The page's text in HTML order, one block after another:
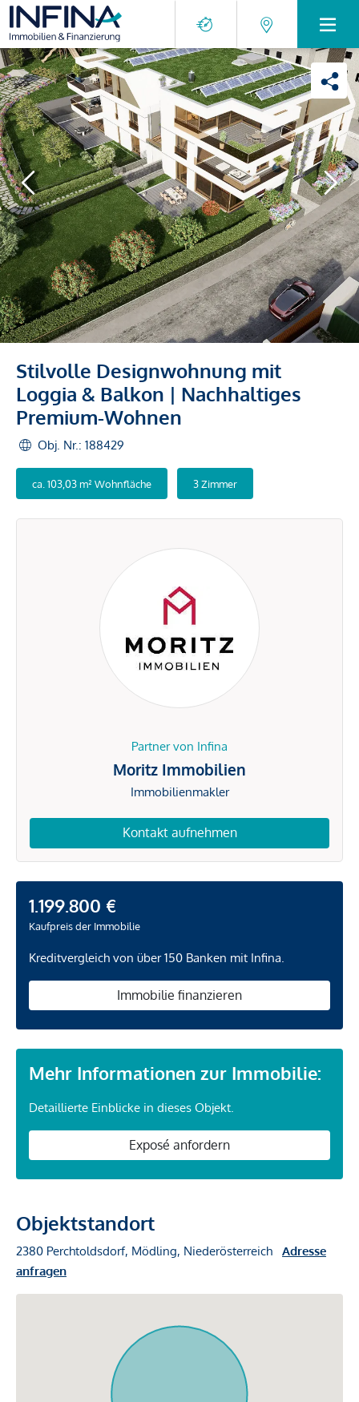
Stilvolle Designwohnung mit
Loggia & Balkon | Nachhaltiges
Premium-Wohnen
Obj. Nr.: 188429
ca. 103,03 m² Wohnfläche 3 Zimmer
Partner von Infina
Moritz Immobilien
Immobilienmakler
Kontakt aufnehmen
1.199.800 €
Kaufpreis der Immobilie
Kreditvergleich von über 150 Banken mit Infina.
Immobilie finanzieren
Mehr Informationen zur Immobilie:
Detaillierte Einblicke in dieses Objekt.
Exposé anfordern
Objektstandort
2380 Perchtoldsdorf, Mödling, Niederösterreich
Adresse
anfragen